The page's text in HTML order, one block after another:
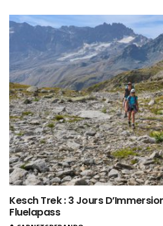
Kesch Trek : 3 Jours
Fluelapass